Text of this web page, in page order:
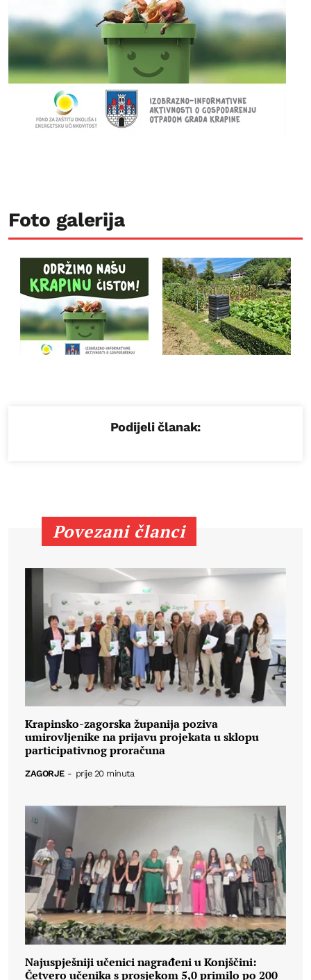
Foto galerija
Podijeli članak:
Povezani članci
Krapinsko-zagorska županija poziva
umirovljenike na prijavu projekata u sklopu
participativnog proračuna
ZAGORJE - prije 20 minuta
Najuspješniji učenici nagrađeni u Konjščini:
Četvero učenika s prosjekom 5,0 primilo po 200